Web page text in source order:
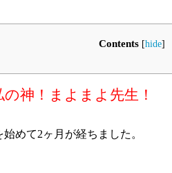
Contents [hide]
神！まよまよ先生！
めて2ヶ月が経ちました。